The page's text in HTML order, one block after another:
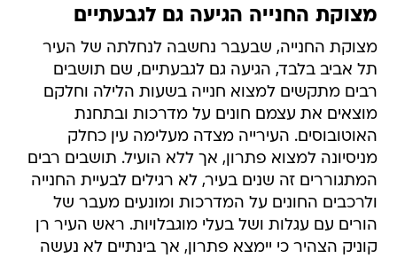
מצוקת החנייה הגיעה גם לגבעתיים
מצוקת החנייה, שבעבר נחשבה לנחלתה של העיר
תל אביב בלבד, הגיעה גם לגבעתיים, שם תושבים
רבים מתקשים למצוא חנייה בשעות הלילה וחלקם
מוצאים את עצמם חונים על מדרכות ובתחנת
האוטובוסים. העירייה מצדה מעלימה עין כחלק
מניסיונה למצוא פתרון, אך ללא הועיל. תושבים רבים
המתגוררים זה שנים בעיר, לא רגילים לבעיית החנייה
ולרכבים החונים על המדרכות ומונעים מעבר של
הורים עם עגלות ושל בעלי מוגבלויות. ראש העיר רן
קוניק הצהיר כי יימצא פתרון, אך בינתיים לא נעשה